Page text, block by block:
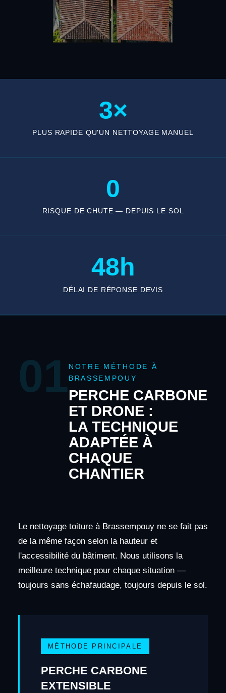
3×
PLUS RAPIDE QU'UN NETTOYAGE MANUEL
0
RISQUE DE CHUTE — DEPUIS LE SOL
48h
DÉLAI DE RÉPONSE DEVIS
01 NOTRE MÉTHODE À
BRASSEMPOUY
PERCHE CARBONE
ET DRONE :
LA TECHNIQUE
ADAPTÉE À
CHAQUE
CHANTIER
Le nettoyage toiture à Brassempouy ne se fait pas
de la même façon selon la hauteur et
l'accessibilité du bâtiment. Nous utilisons la
meilleure technique pour chaque situation —
toujours sans échafaudage, toujours depuis le sol.
MÉTHODE PRINCIPALE
PERCHE CARBONE
EXTENSIBLE